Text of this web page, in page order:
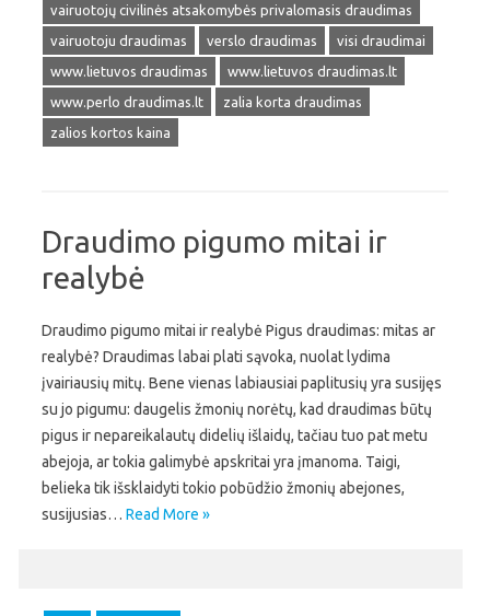
vairuotojų civilinės atsakomybės privalomasis draudimas
vairuotoju draudimas
verslo draudimas
visi draudimai
www.lietuvos draudimas
www.lietuvos draudimas.lt
www.perlo draudimas.lt
zalia korta draudimas
zalios kortos kaina
Draudimo pigumo mitai ir
realybė
Draudimo pigumo mitai ir realybė Pigus draudimas: mitas ar
realybė? Draudimas labai plati sąvoka, nuolat lydima
įvairiausių mitų. Bene vienas labiausiai paplitusių yra susijęs
su jo pigumu: daugelis žmonių norėtų, kad draudimas būtų
pigus ir nepareikalautų didelių išlaidų, tačiau tuo pat metu
abejoja, ar tokia galimybė apskritai yra įmanoma. Taigi,
belieka tik išsklaidyti tokio pobūdžio žmonių abejones,
susijusias… Read More »